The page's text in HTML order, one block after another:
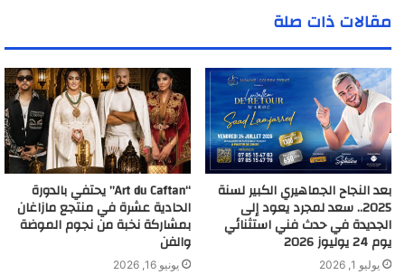
د
ك
ا
ل
إ
ك
ت
و
ي
مقالات ذات صلة
بعد النجاح الجماهيري الكبير لسنة
2025.. سعد لمجرد يعود إلى
الجديدة في حدث فني استثنائي
يوم 24 يوليوز 2026
يوليو 1, 2026
“Art du Caftan” يحتفي بالدورة
الحادية عشرة في منتجع مازاغان
بمشاركة نخبة من نجوم الموضة
والفن
يونيو 16, 2026